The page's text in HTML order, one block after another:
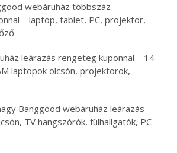
webáruház többszáz
– laptop, tablet, PC, projektor,
leárazás rengeteg kuponnal – 14
laptopok olcsón, projektorok,
Banggood webáruház leárazás –
TV hangszórók, fülhallgatók, PC-